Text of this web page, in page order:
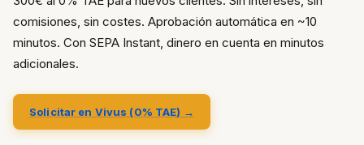
comisiones, sin costes. Aprobación automática en ~10
minutos. Con SEPA Instant, dinero en cuenta en minutos
adicionales.
Solicitar en Vivus (0% TAE) →